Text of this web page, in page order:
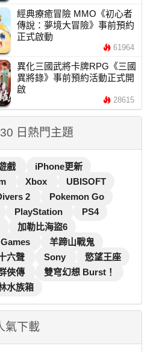
經典療癒冒險 MMO《初心者
傳說：夢境大冒險》事前預約
正式啟動
61964
異化三國武將卡牌RPG《三國
異將錄》事前預約活動正式開
啟
28615
日熱門主題
戲
iPhone更新
Xbox
UBISOFT
2
Pokemon Go
PlayStation
PS4
加勒比海盜6
羊蹄山戰鬼
六聲
Sony
慾望王座
俠傳
雙穹幻想 Burst！
水族箱
氣下載